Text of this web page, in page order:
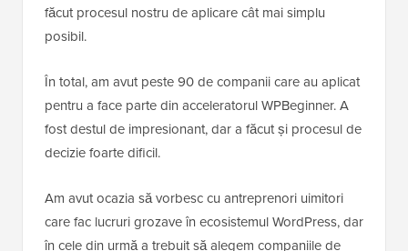
făcut procesul nostru de aplicare cât mai simplu
posibil.
În total, am avut peste 90 de companii care au aplicat
pentru a face parte din acceleratorul WPBeginner. A
fost destul de impresionant, dar a făcut și procesul de
decizie foarte dificil.
Am avut ocazia să vorbesc cu antreprenori uimitori
care fac lucruri grozave în ecosistemul WordPress, dar
în cele din urmă a trebuit să alegem companiile de